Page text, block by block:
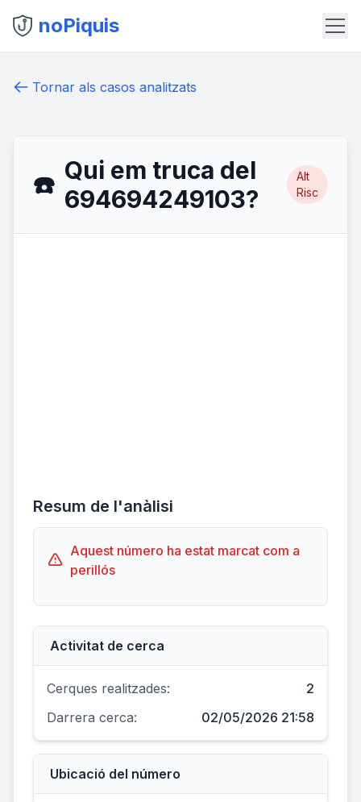
noPiquis
Tornar als casos analitzats
☎️ Qui em truca del
694694249103?
Alt
Risc
Resum de l'anàlisi
Aquest número ha estat marcat com a
perillós
Activitat de cerca
Cerques realitzades:
2
Darrera cerca:
02/05/2026 21:58
Ubicació del número